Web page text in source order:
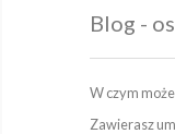
Blog -
W czym
Zawierasz